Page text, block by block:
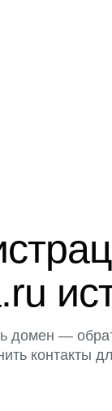
домен —
контакты